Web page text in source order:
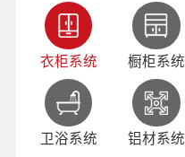
衣柜系统 橱柜系统
卫浴系统 铝材系统